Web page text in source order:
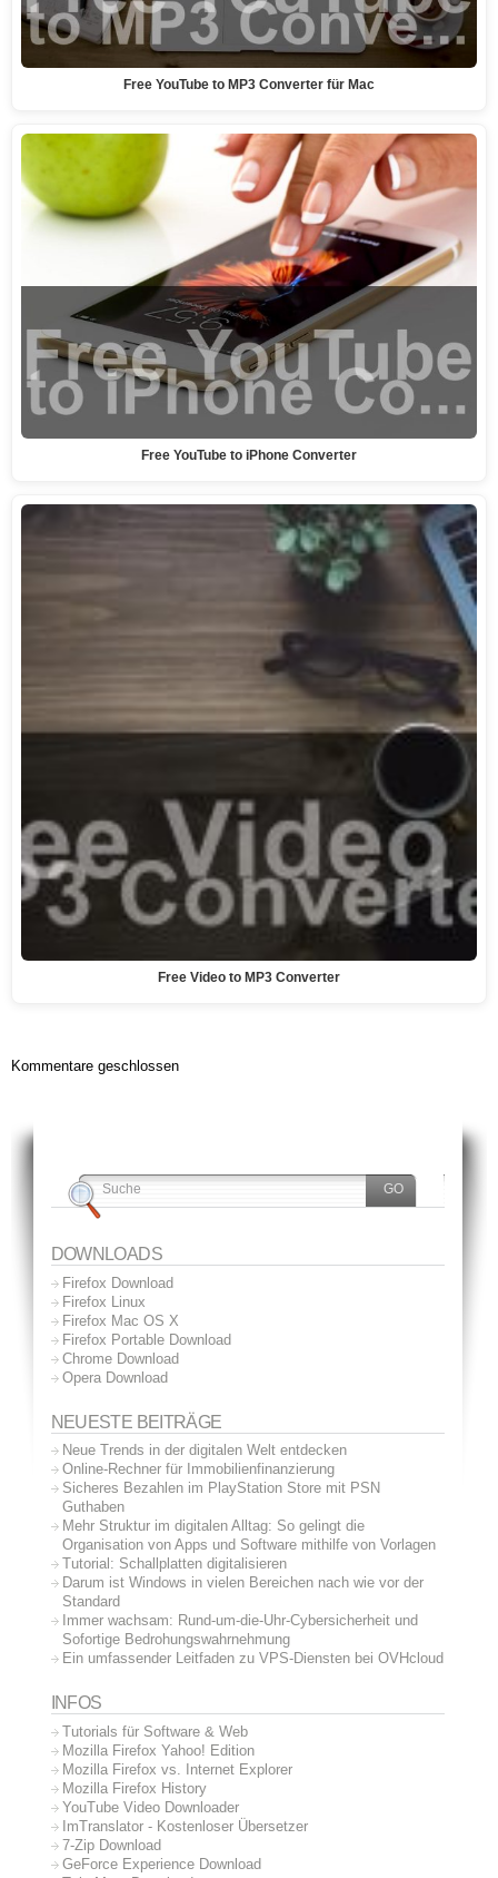
Free YouTube to MP3 Converter für Mac
Free YouTube to iPhone Converter
Free Video to MP3 Converter
Kommentare geschlossen
DOWNLOADS
Firefox Download
Firefox Linux
Firefox Mac OS X
Firefox Portable Download
Chrome Download
Opera Download
NEUESTE BEITRÄGE
Neue Trends in der digitalen Welt entdecken
Online-Rechner für Immobilienfinanzierung
Sicheres Bezahlen im PlayStation Store mit PSN
Guthaben
Mehr Struktur im digitalen Alltag: So gelingt die
Organisation von Apps und Software mithilfe von Vorlagen
Tutorial: Schallplatten digitalisieren
Darum ist Windows in vielen Bereichen nach wie vor der
Standard
Immer wachsam: Rund-um-die-Uhr-Cybersicherheit und
Sofortige Bedrohungswahrnehmung
Ein umfassender Leitfaden zu VPS-Diensten bei OVHcloud
INFOS
Tutorials für Software & Web
Mozilla Firefox Yahoo! Edition
Mozilla Firefox vs. Internet Explorer
Mozilla Firefox History
YouTube Video Downloader
ImTranslator - Kostenloser Übersetzer
7-Zip Download
GeForce Experience Download